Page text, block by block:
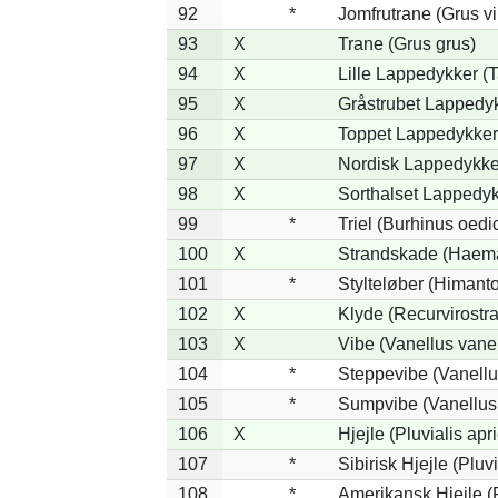
92 *
Jomfrutrane (Grus
93
X
Trane (Grus grus)
94
X
Lille Lappedykker
95
X
Gråstrubet
96
X
Toppet
97
X
Nordisk
98
X
Sorthalset
99
*
Triel (Burhinus
100
X
Strandskade
101
*
Stylteløber
102
X
Klyde
103
X
Vibe (Vanellus
104
*
Steppevibe
105
*
Sumpvibe
106
X
Hjejle (Pluvialis
107
*
Sibirisk Hjejle
108
* Amerikansk Hjejle